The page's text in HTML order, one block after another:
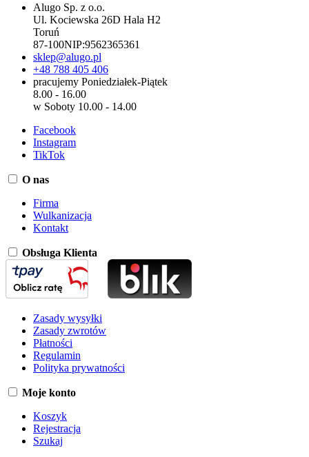
Alugo Sp. z o.o.
Ul. Kociewska 26D Hala H2
Toruń
87-100NIP:9562365361
sklep@alugo.pl
+48 788 405 406
pracujemy Poniedziałek-Piątek
8.00 - 16.00
w Soboty 10.00 - 14.00
Facebook
Instagram
TikTok
O nas
Firma
Wulkanizacja
Kontakt
Obsługa Klienta
Zasady wysyłki
Zasady zwrotów
Płatności
Regulamin
Polityka prywatności
Moje konto
Koszyk
Rejestracja
Szukaj